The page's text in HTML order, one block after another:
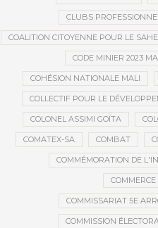
CLUBS
COALITION CITOYENNE POUR LE
CODE MINIER 2023
COHÉSION NATIONALE MALI
COLLECTIF POUR LE
COLONEL ASSIMI GOÏTA
COMATEX-SA COMBAT
COMMÉMORATION DE
COMMISSARIAT 5E
COMMISSION